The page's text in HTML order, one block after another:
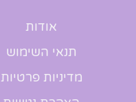
אודות
תנאי השימוש
מדיניות פרטיות